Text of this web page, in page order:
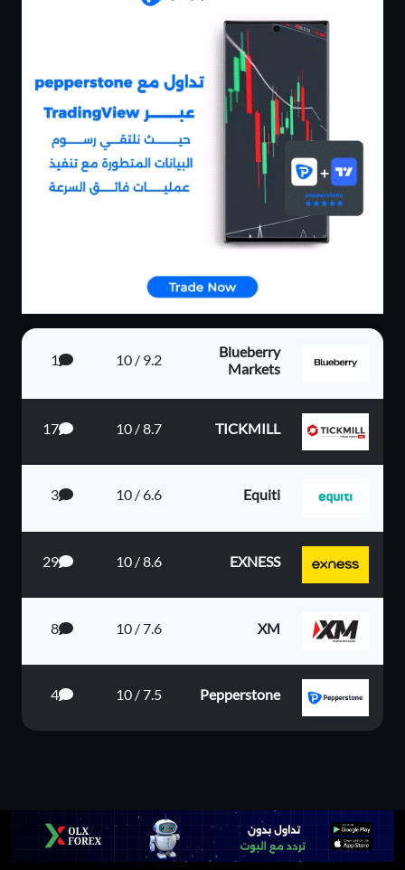
Blueberry
Markets
9.2 / 10
1
TICKMILL
8.7 / 10
17
Equiti
6.6 / 10
3
EXNESS
8.6 / 10
29
XM
7.6 / 10
8
Pepperstone
7.5 / 10
4